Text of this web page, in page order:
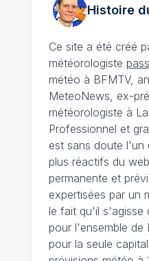
Histoire
Ce site a été créé
météorologiste
météo à BFMTV,
MeteoNews, ex-
météorologiste à
Professionnel et
est sans doute l'un
plus réactifs du
permanente et
expertisées par un
le fait qu'il s'agisse
pour l'ensemble de
pour la seule